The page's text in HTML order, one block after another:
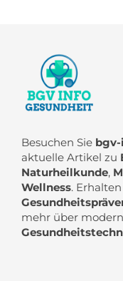
Besuchen Sie
aktuelle Artikel zu
Naturheilkunde,
Wellness.
mehr über